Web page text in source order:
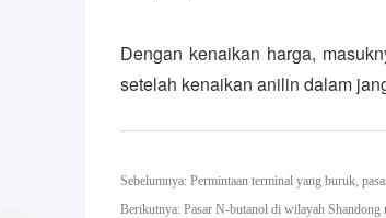
Dengan kenaikan harga,
setelah kenaikan anilin dalam
Sebelumnya: Permintaan terminal yang buruk,
Berikutnya: Pasar N-butanol di wilayah